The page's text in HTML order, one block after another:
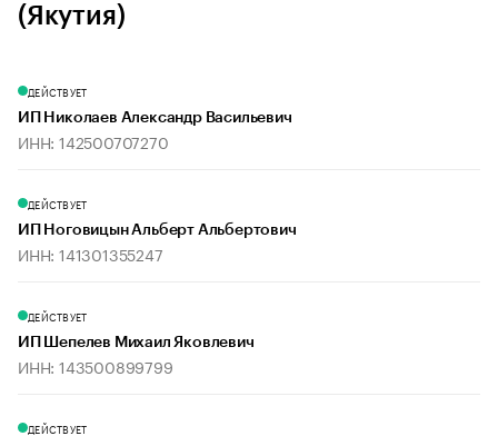
(Якутия)
ДЕЙСТВУЕТ
ИП Николаев Александр Васильевич
ИНН: 142500707270
ДЕЙСТВУЕТ
ИП Ноговицын Альберт Альбертович
ИНН: 141301355247
ДЕЙСТВУЕТ
ИП Шепелев Михаил Яковлевич
ИНН: 143500899799
ДЕЙСТВУЕТ